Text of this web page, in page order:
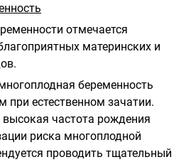
отмечается
материнских и
беременность
при естественном зачатии.
частота рождения
риска многоплодной
проводить тщательный